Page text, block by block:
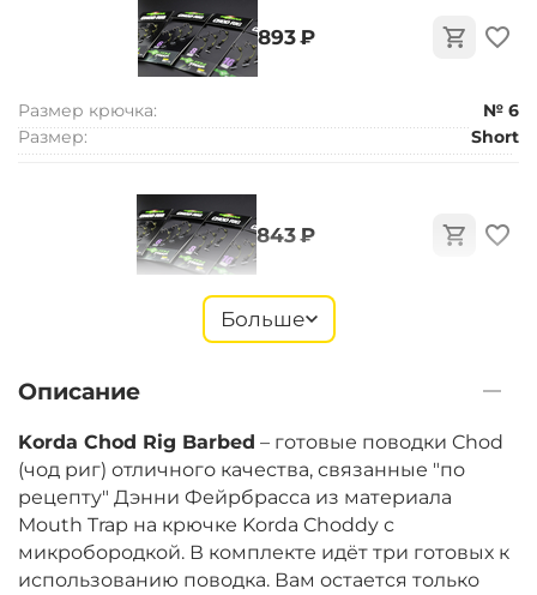
‍893‍ ₽
Размер крючка:
№ 6
Размер:
Short
‍843‍ ₽
‍843‍ ₽
Размер крючка:
Размер:
Больше
Описание
Korda Chod Rig Barbed – готовые поводки Chod
(чод риг) отличного качества, связанные "по
рецепту" Дэнни Фейрбрасса из материала
Mouth Trap на крючке Korda Choddy с
микробородкой. В комплекте идёт три готовых к
использованию поводка. Вам остается только